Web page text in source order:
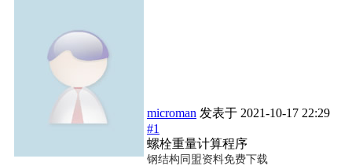
microman 发表于 2021-10-17 22:29
#1
螺栓重量计算程序
钢结构同盟资料免费下载